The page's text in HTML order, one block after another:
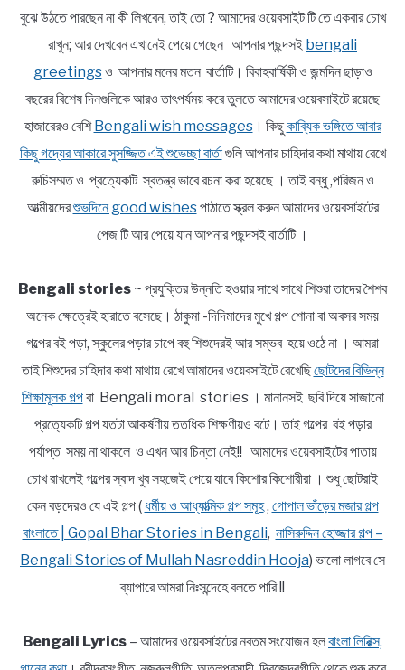
বুঝে উঠতে পারছেন না কী লিখবেন, তাই তো ? আমাদের ওয়েবসাইট টি তে একবার চোখ
রাখুন; আর দেখবেন এখানেই পেয়ে গেছেন আপনার পছন্দসই bengali
greetingsও আপনার মনের মতন বার্তাটি। বিবাহবার্ষিকী ও জন্মদিন ছাড়াও
বছরের বিশেষ দিনগুলিকে আরও তাৎপর্যময় করে তুলতে আমাদের ওয়েবসাইটে রয়েছে
হাজারেরও বেশিBengali wish messages। কিছুকাব্যিক ভঙ্গিতে আবার
কিছু গদ্যের আকারে সুসজ্জিত এই শুভেচ্ছা বার্তাগুলি আপনার চাহিদার কথা মাথায় রেখে
রুচিসম্মত ও প্রত্যেকটি স্বতন্ত্র ভাবে রচনা করা হয়েছে । তাই বন্ধু ,পরিজন ও
আত্মীয়দেরশুভদিনে good wishesপাঠাতে স্ক্রল করুন আমাদের ওয়েবসাইটের
পেজ টি আর পেয়ে যান আপনার পছন্দসই বার্তাটি ।
Bengali stories ~ প্রযুক্তির উন্নতি হওয়ার সাথে সাথে শিশুরা তাদের শৈশব
অনেক ক্ষেত্রেই হারাতে বসেছে। ঠাকুমা -দিদিমাদের মুখে গল্প শোনা বা অবসর সময়
গল্পের বই পড়া, স্কুলের পড়ার চাপে বহু শিশুদেরই আর সম্ভব হয়ে ওঠে না । আমরা
তাই শিশুদের চাহিদার কথা মাথায় রেখে আমাদের ওয়েবসাইটে রেখেছিছোটদের বিভিন্ন
শিক্ষামূলক গল্পবা Bengali moral stories । মানানসই ছবি দিয়ে সাজানো
প্রত্যেকটি গল্প যতটা আকর্ষণীয় ততধিক শিক্ষণীয়ও বটে। তাই গল্পের বই পড়ার
পর্যাপ্ত সময় না থাকলে ও এখন আর চিন্তা নেই!! আমাদের ওয়েবসাইটের পাতায়
চোখ রাখলেই গল্পের স্বাদ খুব সহজেই পেয়ে যাবে কিশোর কিশোরীরা । শুধু ছোটরাই
কেন বড়দেরও যে এই গল্প ( ধর্মীয় ও আধ্যাত্মিক গল্প সমূহ, গোপাল ভাঁড়ের মজার গল্প
বাংলাতে | Gopal Bhar Stories in Bengali, নাসিরুদ্দিন হোজ্জার গল্প –
Bengali Stories of Mullah Nasreddin Hooja) ভালো লাগবে সে
ব্যাপারে আমরা নিঃসন্দেহে বলতে পারি !!
Bengali Lyrics – আমাদের ওয়েবসাইটের নবতম সংযোজন হলবাংলা লিরিক্স,